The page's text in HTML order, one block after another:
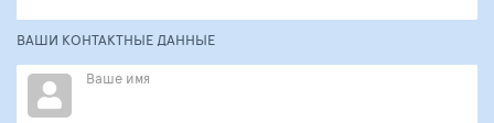
ВАШИ КОНТАКТНЫЕ ДАННЫЕ
Ваше имя